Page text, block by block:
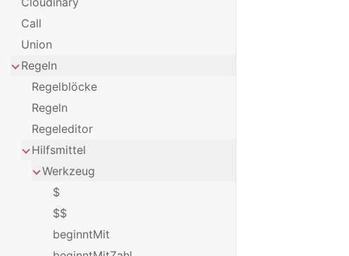
Call
Union
Regeln
Regelblöcke
Regeln
Regeleditor
Hilfsmittel
Werkzeug
$
$$
beginntMit